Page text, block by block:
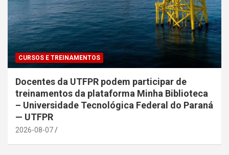
CURSOS E TREINAMENTOS
Docentes da UTFPR podem participar de
treinamentos da plataforma Minha Biblioteca
– Universidade Tecnológica Federal do Paraná
— UTFPR
2026-08-07